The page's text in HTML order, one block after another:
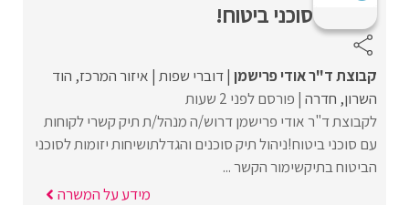
סוכני ביטוח!
קבוצת ד"ר אודי פרישמן דוברי שפות איזור המרכז הוד
השרון חדרה פורסם לפני 2 שעות
לקבוצת ד"ר אודי פרישמן דרוש/ה מנהל/ת תיק קשרי לקוחות
עם סוכני ביטוח!ניהול תיק סוכנים והגדלתושיחות יזומות לסוכני
הביטוח בתיקשימור הקשר ...
מידע על המשרה